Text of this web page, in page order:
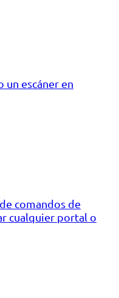
un escáner en
comandos de
cualquier portal o